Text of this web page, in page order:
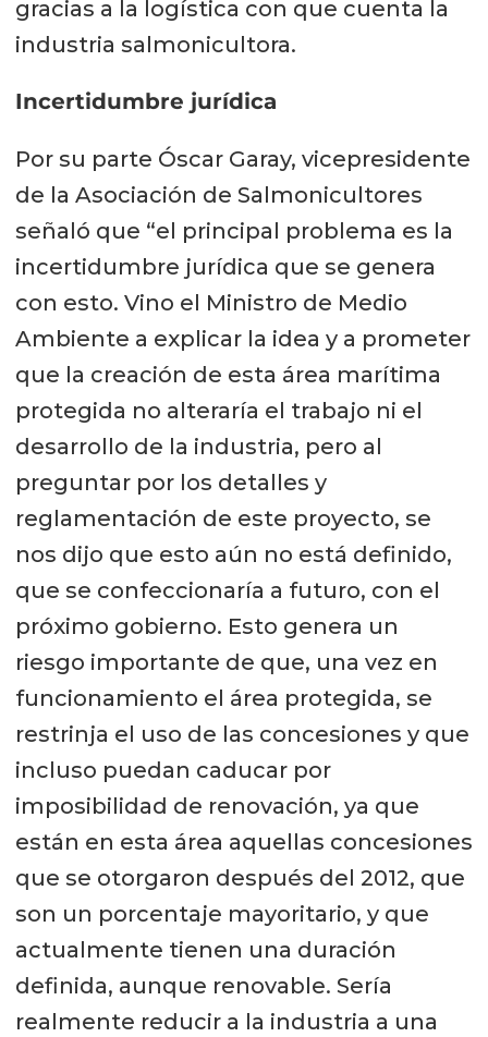
gracias a la logística con que cuenta la
industria salmonicultora.
Incertidumbre jurídica
Por su parte Óscar Garay, vicepresidente
de la Asociación de Salmonicultores
señaló que “el principal problema es la
incertidumbre jurídica que se genera
con esto. Vino el Ministro de Medio
Ambiente a explicar la idea y a prometer
que la creación de esta área marítima
protegida no alteraría el trabajo ni el
desarrollo de la industria, pero al
preguntar por los detalles y
reglamentación de este proyecto, se
nos dijo que esto aún no está definido,
que se confeccionaría a futuro, con el
próximo gobierno. Esto genera un
riesgo importante de que, una vez en
funcionamiento el área protegida, se
restrinja el uso de las concesiones y que
incluso puedan caducar por
imposibilidad de renovación, ya que
están en esta área aquellas concesiones
que se otorgaron después del 2012, que
son un porcentaje mayoritario, y que
actualmente tienen una duración
definida, aunque renovable. Sería
realmente reducir a la industria a una